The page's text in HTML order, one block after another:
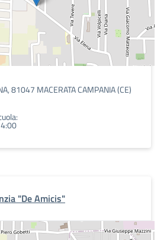
81047 MACERATA CAMPANIA (CE)
"De Amicis"